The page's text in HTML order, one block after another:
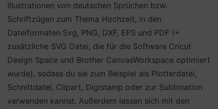
Illustrationen von deutschen Sprüchen bzw.
Schriftzügen zum Thema Hochzeit, in den
Dateiformaten Svg, PNG, DXF, EPS und PDF (+
zusätzliche SVG Datei, die für die Software Cricut
Design Space und Brother CanvasWorkspace optimiert
wurde), sodass du sie zum Beispiel als Plotterdatei,
Schnittdatei, Clipart, Digistamp oder zur Sublimation
verwenden kannst. Außerdem lassen sich mit den